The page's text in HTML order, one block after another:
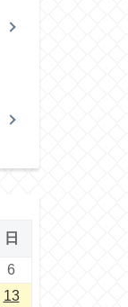
日
6
13